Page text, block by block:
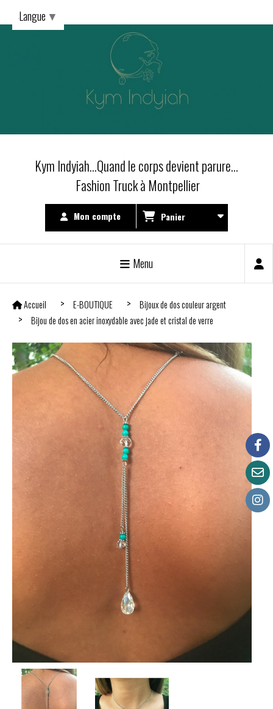
Kym Indyiah...Quand le corps devient parure...
Fashion Truck à Montpellier
Mon compte Panier
Menu
Accueil E-BOUTIQUE
Bijoux de dos couleur argent
Bijou de dos en acier inoxydable avec jade et cristal de verre
Langue ▼